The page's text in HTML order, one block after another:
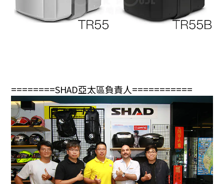
========SHAD亞太區負責人===========